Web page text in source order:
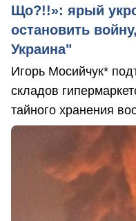
Що?!!»: ярый
остановить
Украина"
Игорь Мосийчук*
складов
тайного хранения